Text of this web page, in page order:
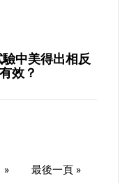
驗中美得出相反
效？
» 最後一頁 »